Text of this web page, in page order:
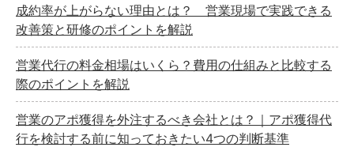
成約率が上がらない理由とは？ 営業現場で実践できる
改善策と研修のポイントを解説
営業代行の料金相場はいくら？費用の仕組みと比較する
際のポイントを解説
営業のアポ獲得を外注するべき会社とは？｜アポ獲得代
行を検討する前に知っておきたい4つの判断基準